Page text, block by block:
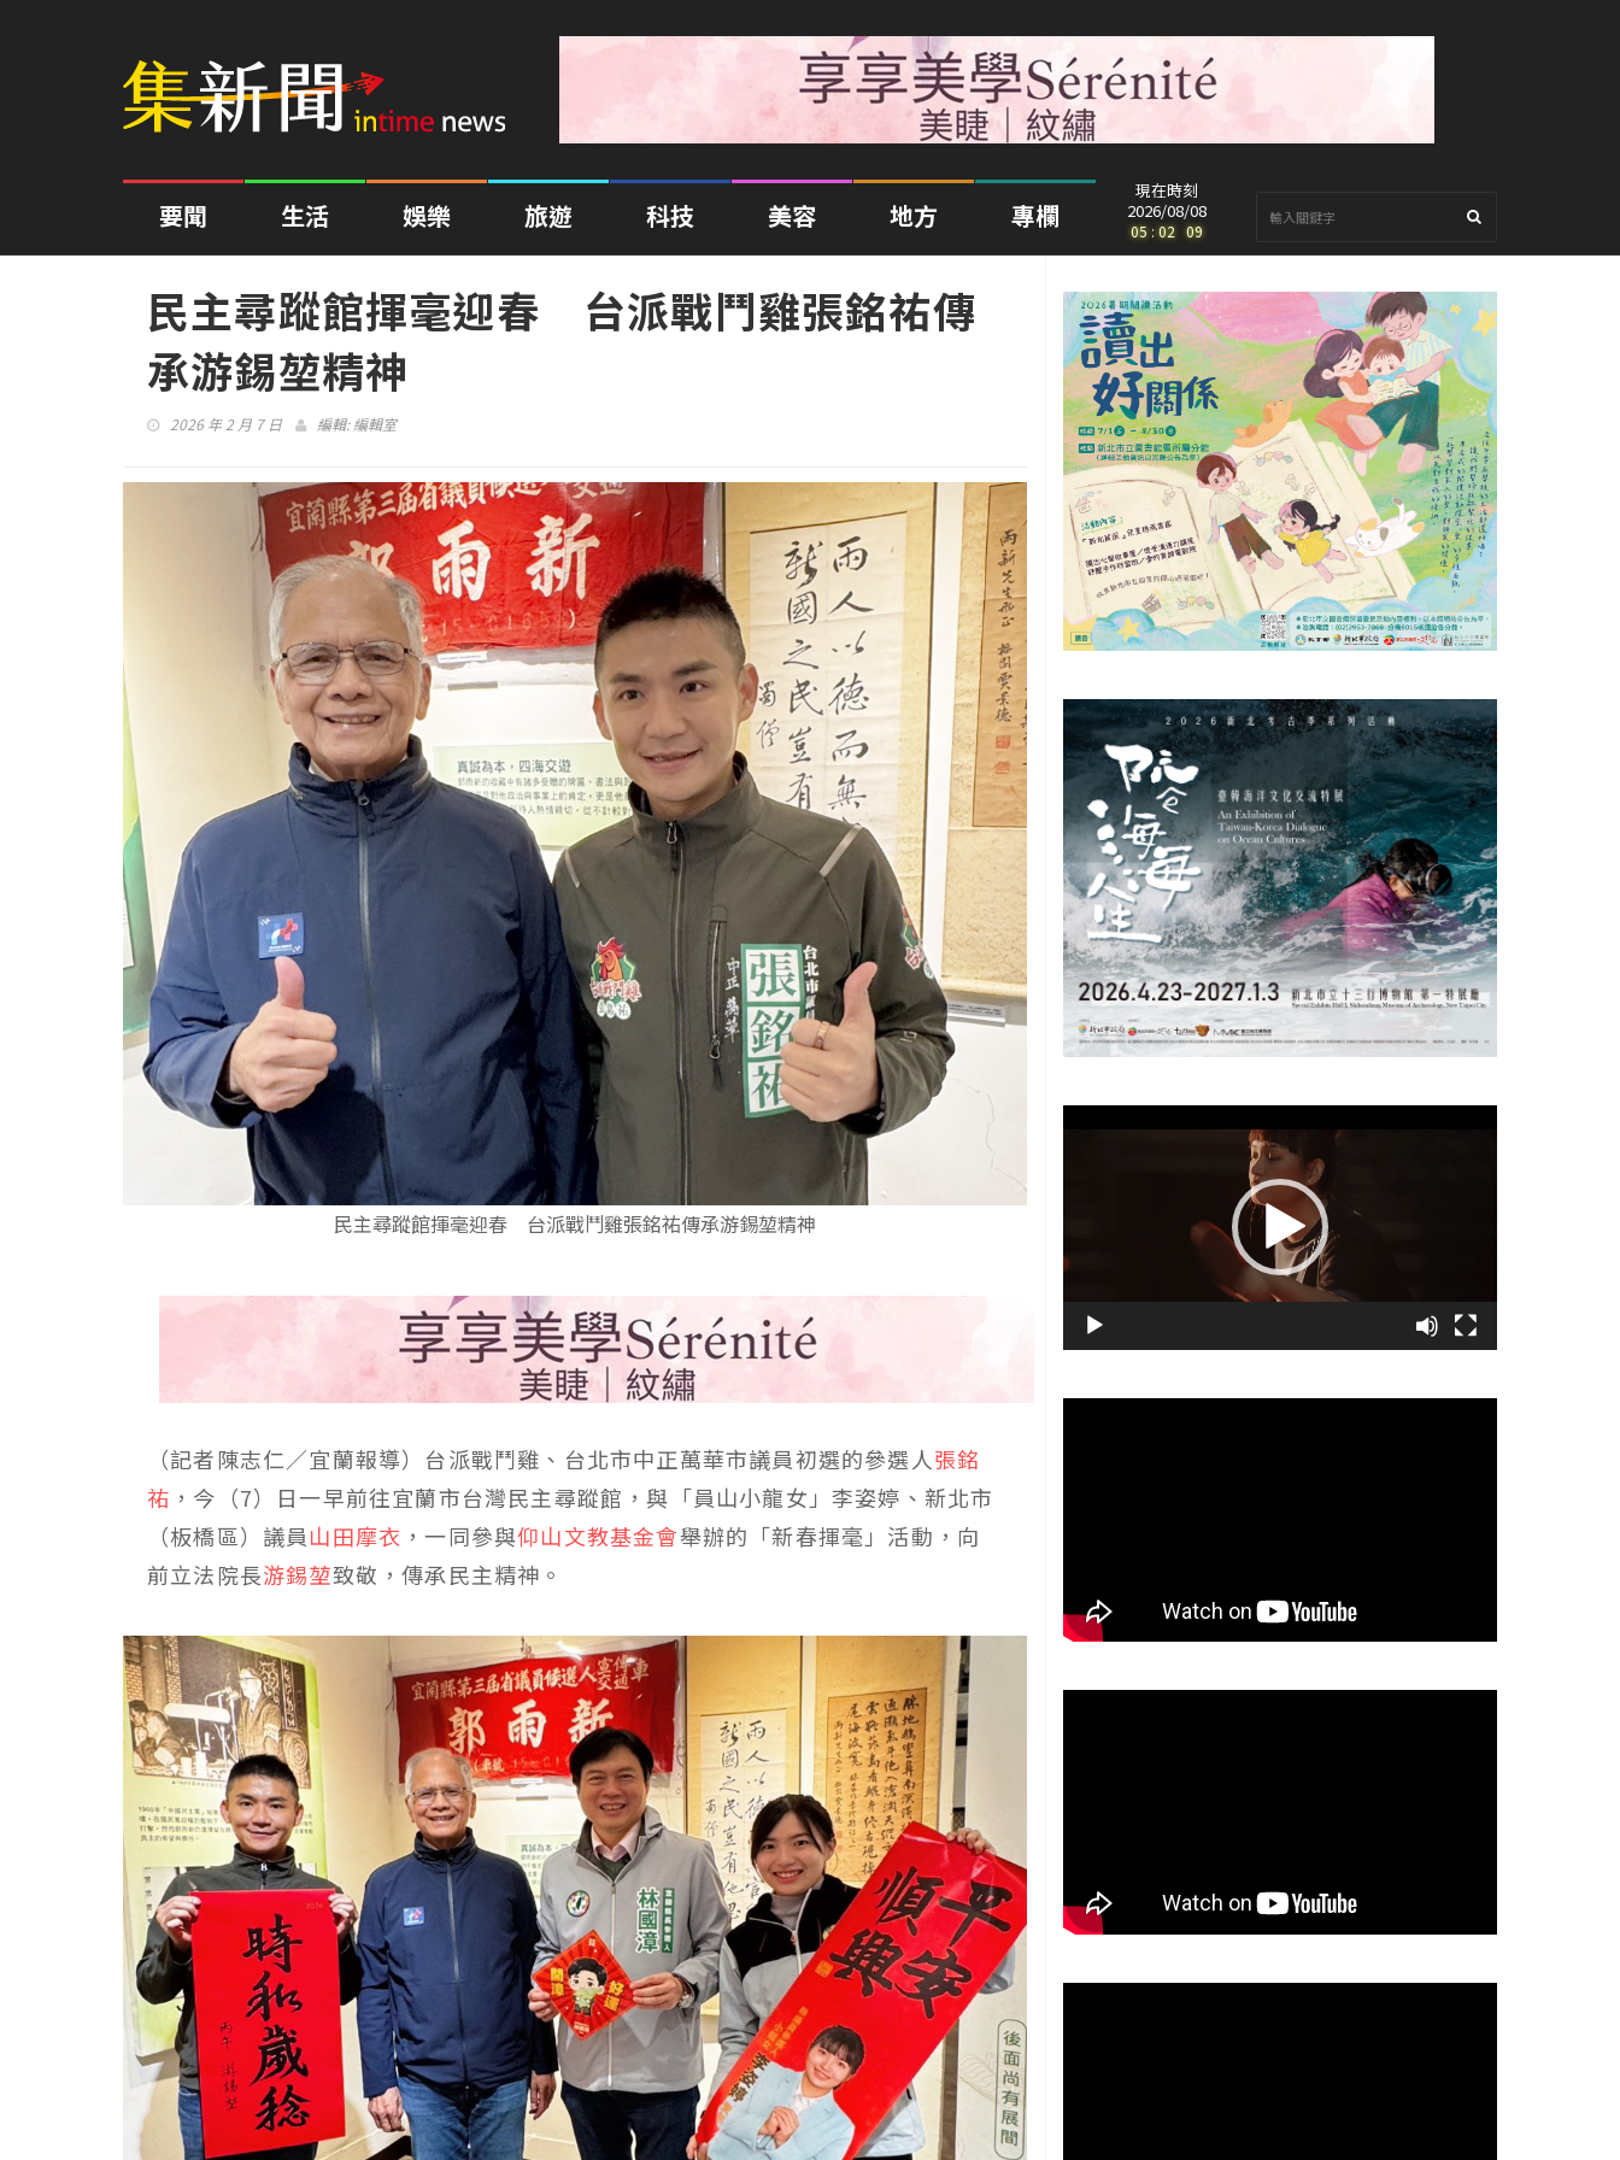
要聞 生活 娛樂 旅遊 科技 美容 地方 專欄
現在時刻
2026/08/08
05 : 02 11
民主尋蹤館揮毫迎春 台派戰鬥雞張銘祐傳
承游錫堃精神
2026 年 2 月 7 日 編輯:編輯室
民主尋蹤館揮毫迎春 台派戰鬥雞張銘祐傳承游錫堃精神
（記者陳志仁／宜蘭報導）台派戰鬥雞、台北市中正萬華市議員初選的參選人張銘
祐 ，今（7）日一早前往宜蘭市台灣民主尋蹤館，與「員山小龍女」李姿婷、新北市
（板橋區）議員山田摩衣 ，一同參與仰山文教基金會舉辦的「新春揮毫」活動，向
前立法院長游錫堃致敬，傳承民主精神。